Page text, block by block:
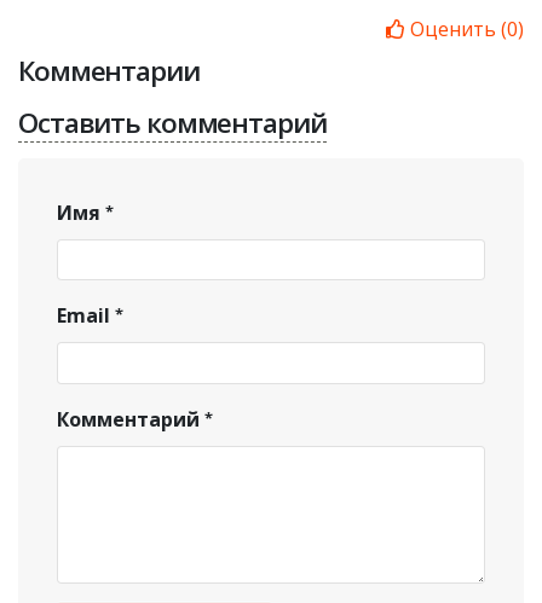
Оценить (0)
Комментарии
Оставить комментарий
Имя
Email
Комментарий